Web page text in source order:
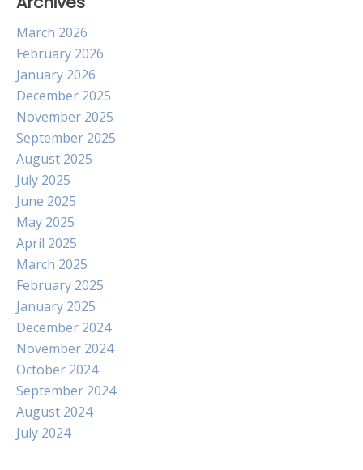
March 2026
February 2026
January 2026
December 2025
November 2025
September 2025
August 2025
July 2025
June 2025
May 2025
April 2025
March 2025
February 2025
January 2025
December 2024
November 2024
October 2024
September 2024
August 2024
July 2024